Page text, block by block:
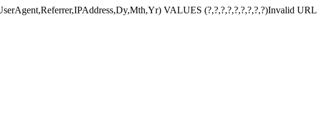
VALUES (?,?,?,?,?,?,?,?,?)Invalid URL